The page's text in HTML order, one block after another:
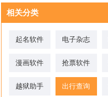
相关分类
起名软件 电子杂志
漫画软件 抢票软件
越狱助手 出行查询